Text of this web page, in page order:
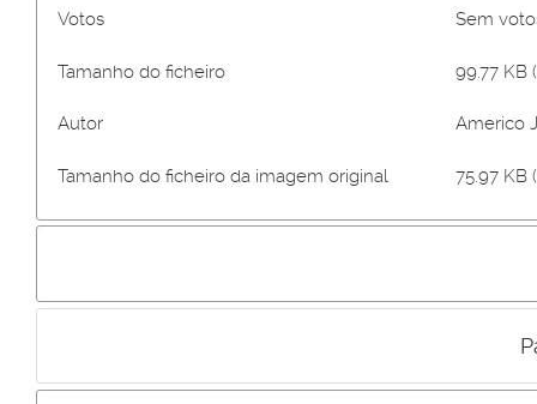
Votos Sem
Tamanho do ficheiro 99.77 KB
Autor Americo
Tamanho do ficheiro da imagem original 75.97 KB
Incluir imagem :